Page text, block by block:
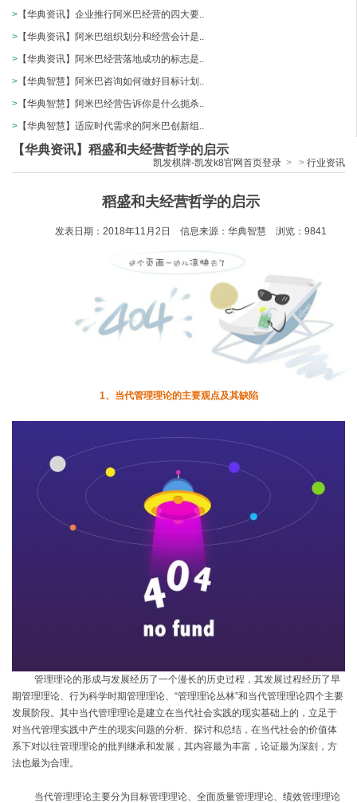
> 【华典资讯】企业推行阿米巴经营的四大要..
> 【华典资讯】阿米巴组织划分和经营会计是..
> 【华典资讯】阿米巴经营落地成功的标志是..
> 【华典智慧】阿米巴咨询如何做好目标计划..
> 【华典智慧】阿米巴经营告诉你是什么扼杀..
> 【华典智慧】适应时代需求的阿米巴创新组..
【华典资讯】稻盛和夫经营哲学的启示
凯发棋牌-凯发k8官网首页登录 > > 行业资讯
稻盛和夫经营哲学的启示
发表日期：2018年11月2日 信息来源：华典智慧 浏览：9841
1、当代管理理论的主要观点及其缺陷
管理理论的形成与发展经历了一个漫长的历史过程，其发展过程经历了早
期管理理论、行为科学时期管理理论、 “管理理论丛林”和当代管理理论四个主要
发展阶段。其中当代管理理论是建立在当代社会实践的现实基础上的，立足于
对当代管理实践中产生的现实问题的分析、探讨和总结，在当代社会的价值体
系下对以往管理理论的批判继承和发展，其内容最为丰富，论证最为深刻，方
法也最为合理。
当代管理理论主要分为目标管理理论、全面质量管理理论、绩效管理理论